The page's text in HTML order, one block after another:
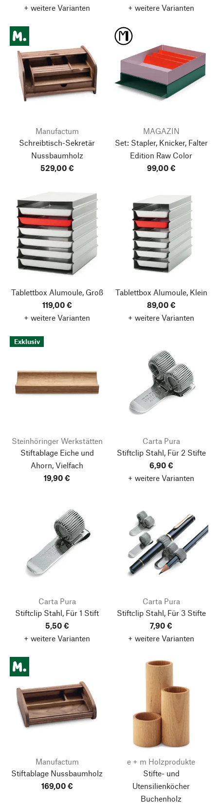
+ weitere Varianten + weitere Varianten
Manufactum
Schreibtisch-Sekretär
Nussbaumholz
529,00 €
MAGAZIN
Set: Stapler, Knicker, Falter
Edition Raw Color
99,00 €
Tablettbox Alumoule, Groß
119,00 €
+ weitere Varianten
Tablettbox Alumoule, Klein
89,00 €
+ weitere Varianten
Exklusiv
Steinhöringer Werkstätten
Stiftablage Eiche und
Ahorn, Vielfach
19,90 €
Carta Pura
Stiftclip Stahl, Für 2 Stifte
6,90 €
+ weitere Varianten
Carta Pura
Stiftclip Stahl, Für 1 Stift
5,50 €
+ weitere Varianten
Carta Pura
Stiftclip Stahl, Für 3 Stifte
7,90 €
+ weitere Varianten
Manufactum
Stiftablage Nussbaumholz
169,00 €
e + m Holzprodukte
Stifte- und
Utensilienköcher
Buchenholz